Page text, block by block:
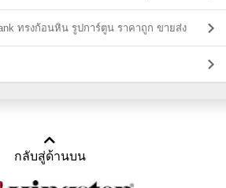
ทรงก้อนหิน รูปการ์ตูน ราคาถูก ขายส่ง
กลับสู่ด้านบน